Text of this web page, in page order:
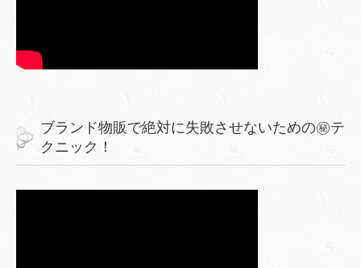
ブランド物販で絶対に失敗させないための㊙︎テ
クニック！